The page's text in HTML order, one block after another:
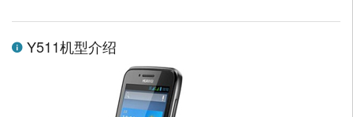
Y511机型介绍